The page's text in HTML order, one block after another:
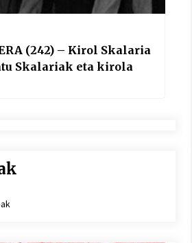
(242) – Kirol Skalaria
Skalariak eta kirola